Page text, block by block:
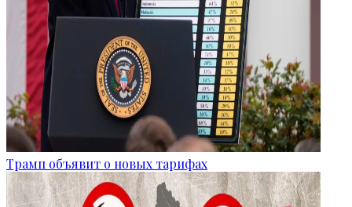
Трамп объявит о новых тарифах